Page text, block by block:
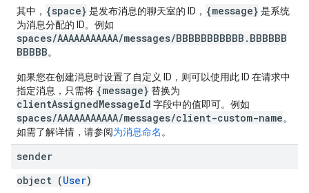
其中， {space} 是发布消息的聊天室的 ID， {message} 是系统
为消息分配的 ID。例如
spaces/AAAAAAAAAAA/messages/BBBBBBBBBBB.BBBBBB
BBBBB。
如果您在创建消息时设置了自定义 ID，则可以使用此 ID 在请求中
指定消息，只需将 {message} 替换为
clientAssignedMessageId 字段中的值即可。例如
spaces/AAAAAAAAAAA/messages/client-custom-name。
如需了解详情，请参阅为消息命名 。
sender
object (User)